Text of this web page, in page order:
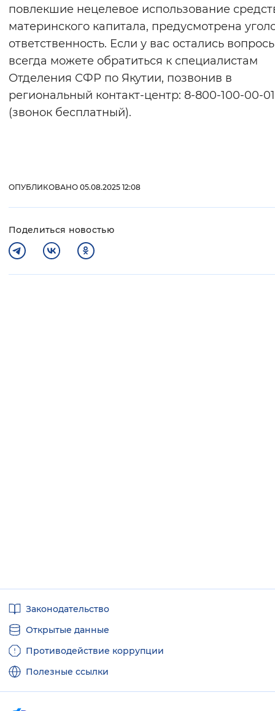
повлекшие нецелевое использование
материнского капитала, предусмотрена
ответственность. Если у вас остались
всегда можете обратиться к специалистам
Отделения СФР по Якутии, позвонив в
региональный контакт-центр: 8-800-100-00-01
(звонок бесплатный).
ОПУБЛИКОВАНО 05.08.2025 12:08
Поделиться новостью
ссылкиЗаконодательство
Открытые данные
Противодействие коррупции
Полезные ссылки